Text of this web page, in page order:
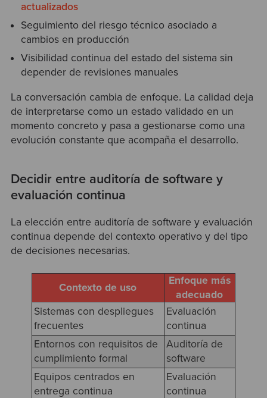
actualizados
Seguimiento del riesgo técnico asociado a
cambios en producción
Visibilidad continua del estado del sistema sin
depender de revisiones manuales
La conversación cambia de enfoque. La calidad deja
de interpretarse como un estado validado en un
momento concreto y pasa a gestionarse como una
evolución constante que acompaña el desarrollo.
Decidir entre auditoría de software y
evaluación continua
La elección entre auditoría de software y evaluación
continua depende del contexto operativo y del tipo
de decisiones necesarias.
Contexto de uso
Enfoque más
adecuado
Sistemas con despliegues
frecuentes
Evaluación
continua
Entornos con requisitos de
cumplimiento formal
Auditoría de
software
Equipos centrados en
entrega continua
Evaluación
continua